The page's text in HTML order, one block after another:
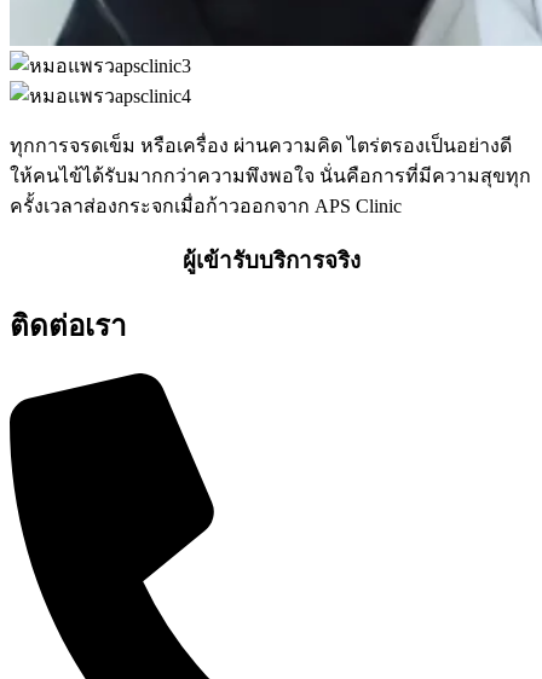
ทุกการจรดเข็ม หรือเครื่อง ผ่านความคิด ไตร่ตรองเป็นอย่างดี
ให้คนไข้ได้รับมากกว่าความพึงพอใจ นั่นคือการที่มีความสุขทุก
ครั้งเวลาส่องกระจกเมื่อก้าวออกจาก APS Clinic
ผู้เข้ารับบริการจริง
ติดต่อเรา